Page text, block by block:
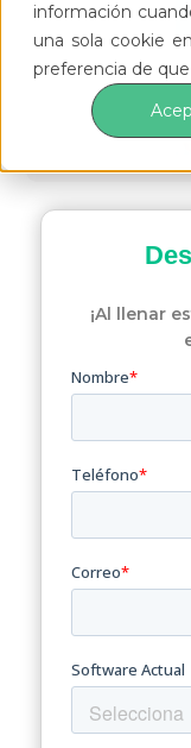
información
una sola cookie
preferencia de
¡Al llenar